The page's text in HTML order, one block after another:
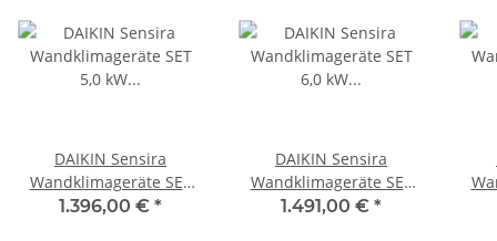
DAIKIN Sensira
Wandklimageräte SET
5,0 kW (FTXF50+RXF50)
1.396,00 € *
DAIKIN Sensira
Wandklimageräte SET
6,0 kW (FTXF60+RXF60)
1.491,00 € *